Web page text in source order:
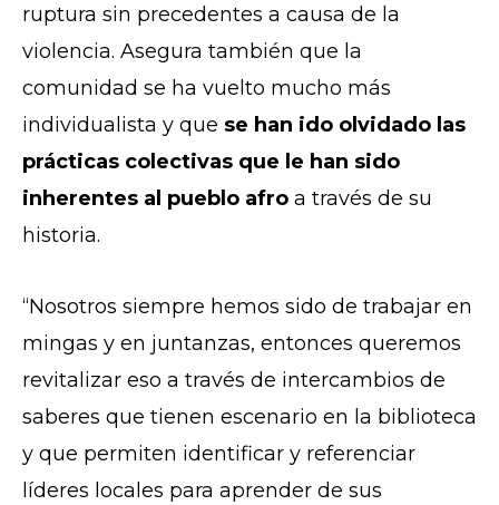
ruptura sin precedentes a causa de la
violencia. Asegura también que la
comunidad se ha vuelto mucho más
individualista y que se han ido olvidado las
prácticas colectivas que le han sido
inherentes al pueblo afro a través de su
historia.
“Nosotros siempre hemos sido de trabajar en
mingas y en juntanzas, entonces queremos
revitalizar eso a través de intercambios de
saberes que tienen escenario en la biblioteca
y que permiten identificar y referenciar
líderes locales para aprender de sus